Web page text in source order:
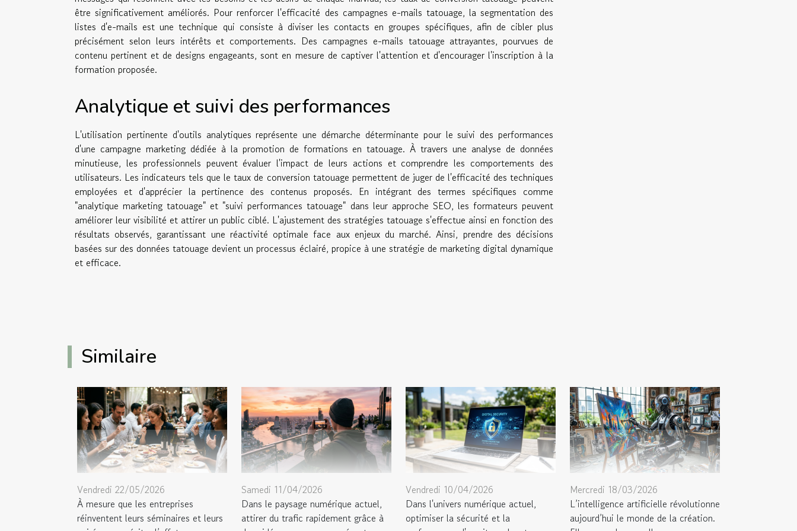
être significativement améliorés. Pour renforcer l'efficacité des campagnes e-mails tatouage, la segmentation des
listes d'e-mails est une technique qui consiste à diviser les contacts en groupes spécifiques, afin de cibler plus
précisément selon leurs intérêts et comportements. Des campagnes e-mails tatouage attrayantes, pourvues de
contenu pertinent et de designs engageants, sont en mesure de captiver l'attention et d'encourager l'inscription à la
formation proposée.
Analytique et suivi des performances
L'utilisation pertinente d'outils analytiques représente une démarche déterminante pour le suivi des performances
d'une campagne marketing dédiée à la promotion de formations en tatouage. À travers une analyse de données
minutieuse, les professionnels peuvent évaluer l'impact de leurs actions et comprendre les comportements des
utilisateurs. Les indicateurs tels que le taux de conversion tatouage permettent de juger de l'efficacité des techniques
employées et d'apprécier la pertinence des contenus proposés. En intégrant des termes spécifiques comme
"analytique marketing tatouage" et "suivi performances tatouage" dans leur approche SEO, les formateurs peuvent
améliorer leur visibilité et attirer un public ciblé. L'ajustement des stratégies tatouage s'effectue ainsi en fonction des
résultats observés, garantissant une réactivité optimale face aux enjeux du marché. Ainsi, prendre des décisions
basées sur des données tatouage devient un processus éclairé, propice à une stratégie de marketing digital dynamique
et efficace.
Similaire
Vendredi 22/05/2026
À mesure que les entreprises
réinventent leurs séminaires et leurs
Samedi 11/04/2026
Dans le paysage numérique actuel,
attirer du trafic rapidement grâce à
Vendredi 10/04/2026
Dans l'univers numérique actuel,
optimiser la sécurité et la
Mercredi 18/03/2026
L’intelligence artificielle révolutionne
aujourd’hui le monde de la création.